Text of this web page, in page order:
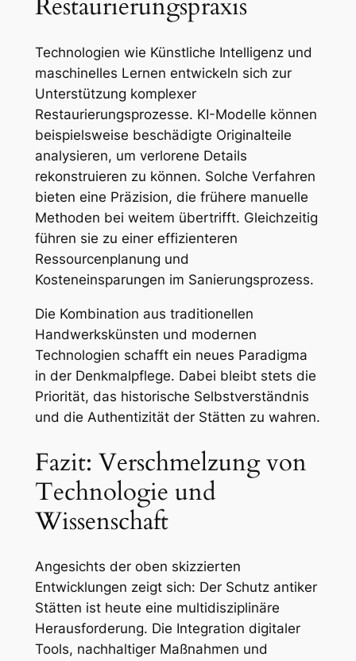
Restaurierungspraxis
Technologien wie Künstliche Intelligenz und
maschinelles Lernen entwickeln sich zur
Unterstützung komplexer
Restaurierungsprozesse. KI-Modelle können
beispielsweise beschädigte Originalteile
analysieren, um verlorene Details
rekonstruieren zu können. Solche Verfahren
bieten eine Präzision, die frühere manuelle
Methoden bei weitem übertrifft. Gleichzeitig
führen sie zu einer effizienteren
Ressourcenplanung und
Kosteneinsparungen im Sanierungsprozess.
Die Kombination aus traditionellen
Handwerkskünsten und modernen
Technologien schafft ein neues Paradigma
in der Denkmalpflege. Dabei bleibt stets die
Priorität, das historische Selbstverständnis
und die Authentizität der Stätten zu wahren.
Fazit: Verschmelzung von
Technologie und
Wissenschaft
Angesichts der oben skizzierten
Entwicklungen zeigt sich: Der Schutz antiker
Stätten ist heute eine multidisziplinäre
Herausforderung. Die Integration digitaler
Tools, nachhaltiger Maßnahmen und